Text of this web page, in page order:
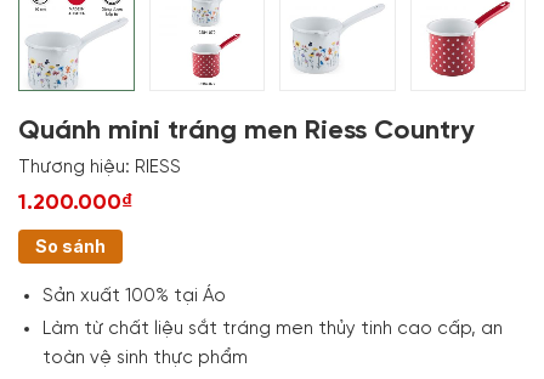
Quánh mini tráng men Riess Country
Thương hiệu: RIESS
1.200.000₫
So sánh
Sản xuất 100% tại Áo
Làm từ chất liệu sắt tráng men thủy tinh cao cấp, an
toàn vệ sinh thực phẩm